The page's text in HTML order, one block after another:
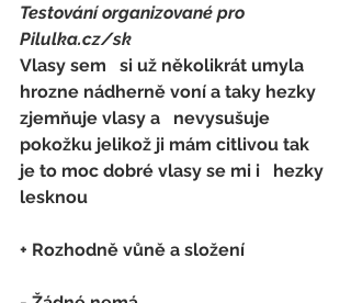
Testování organizované pro
Pilulka.cz/sk
Vlasy sem   si už několikrát umyla
hrozne nádherně voní a taky hezky
zjemňuje vlasy a   nevysušuje
pokožku jelikož ji mám citlivou tak
je to moc dobré vlasy se mi i   hezky
lesknou
+ Rozhodně vůně a složení